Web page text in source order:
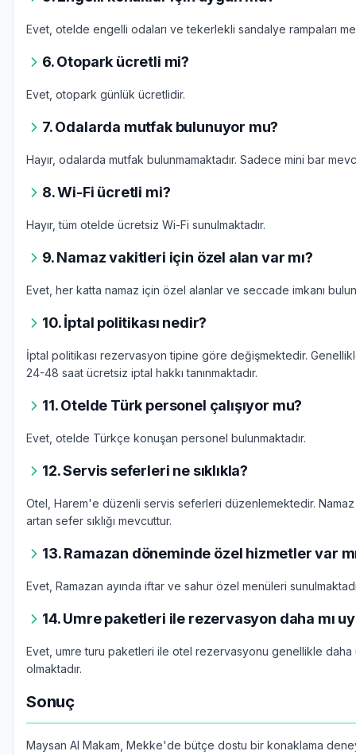
Evet, otelde engelli odaları ve tekerlekli sandalye rampaları
6. Otopark ücretli mi?
Evet, otopark günlük ücretlidir.
7. Odalarda mutfak bulunuyor mu?
Hayır, odalarda mutfak bulunmamaktadır. Sadece mini bar
8. Wi-Fi ücretli mi?
Hayır, tüm otelde ücretsiz Wi-Fi sunulmaktadır.
9. Namaz vakitleri için özel alan var mı?
Evet, her katta namaz için özel alanlar ve seccade imkanı
10. İptal politikası nedir?
İptal politikası rezervasyon tipine göre değişmektedir.
24-48 saat ücretsiz iptal hakkı tanınmaktadır.
11. Otelde Türk personel çalışıyor mu?
Evet, otelde Türkçe konuşan personel bulunmaktadır.
12. Servis seferleri ne sıklıkla?
Otel, Harem'e düzenli servis seferleri düzenlemektedir.
artan sefer sıklığı mevcuttur.
13. Ramazan döneminde özel hizmetler var
Evet, Ramazan ayında iftar ve sahur özel menüleri
14. Umre paketleri ile rezervasyon daha mı
Evet, umre turu paketleri ile otel rezervasyonu genellikle daha
olmaktadır.
Sonuç
Maysan Al Makam, Mekke'de bütçe dostu bir konaklama